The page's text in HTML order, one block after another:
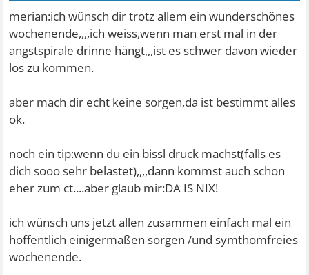
merian:ich wünsch dir trotz allem ein wunderschönes
wochenende,,,,ich weiss,wenn man erst mal in der
angstspirale drinne hängt,,,ist es schwer davon wieder
los zu kommen.
aber mach dir echt keine sorgen,da ist bestimmt alles
ok.
noch ein tip:wenn du ein bissl druck machst(falls es
dich sooo sehr belastet),,,,dann kommst auch schon
eher zum ct....aber glaub mir:DA IS NIX!
ich wünsch uns jetzt allen zusammen einfach mal ein
hoffentlich einigermaßen sorgen /und symthomfreies
wochenende.